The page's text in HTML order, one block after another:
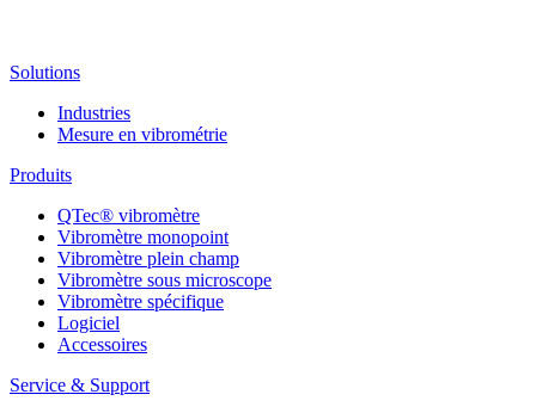
Solutions
Industries
Mesure en vibrométrie
Produits
QTec® vibromètre
Vibromètre monopoint
Vibromètre plein champ
Vibromètre sous microscope
Vibromètre spécifique
Logiciel
Accessoires
Service & Support